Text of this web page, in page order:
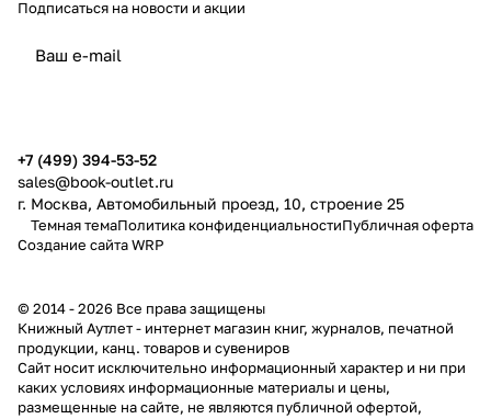
Подписаться на новости и акции
+7 (499) 394-53-52
sales@book-outlet.ru
г. Москва, Автомобильный проезд, 10, строение 25
Темная темаПолитика конфиденциальностиПубличная оферта
Создание сайтаWRP
© 2014 - 2026 Все права защищены
Книжный Аутлет - интернет магазин книг, журналов, печатной
продукции, канц. товаров и сувениров
Cайт носит исключительно информационный характер и ни при
каких условиях информационные материалы и цены,
размещенные на сайте, не являются публичной офертой,